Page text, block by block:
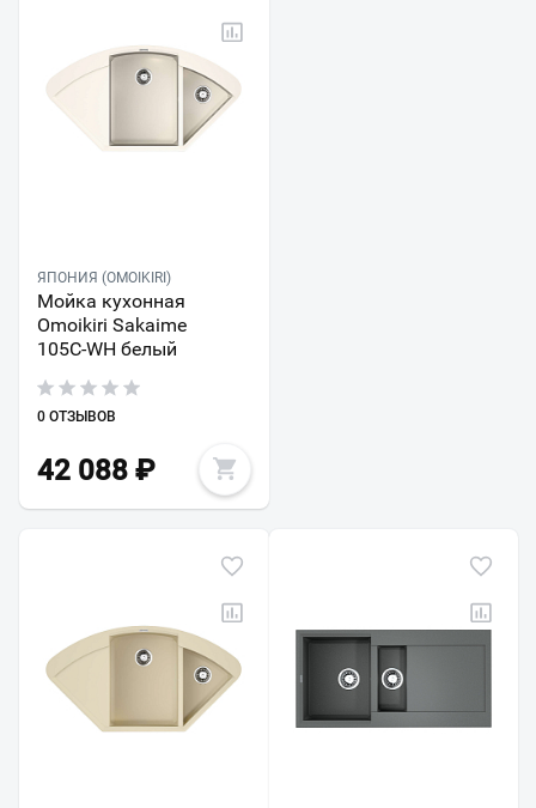
ЯПОНИЯ (OMOIKIRI)
Мойка кухонная
Omoikiri Sakaime
105C-WH белый
0 ОТЗЫВОВ
42 088 ₽